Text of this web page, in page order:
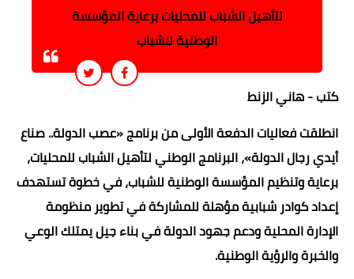
لتأهيل الشباب للمحليات برعاية المؤسسة
الوطنية للشباب
كتب - هاني الزنط
انطلقت فعاليات الدفعة الأولى من برنامج «عصب الدولة.. صناع
أيدي رجال الدولة»، البرنامج الوطني لتأهيل الشباب للمحليات،
برعاية وتنظيم المؤسسة الوطنية للشباب، في خطوة تستهدف
إعداد كوادر شبابية مؤهلة للمشاركة في تطوير منظومة
الإدارة المحلية ودعم جهود الدولة في بناء جيل يمتلك الوعي
والخبرة والرؤية الوطنية.